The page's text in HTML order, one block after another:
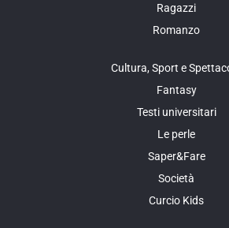
Ragazzi
Romanzo
Cultura, Sport e
Fantasy
Testi universitari
Le perle
Saper&Fare
Società
Curcio Kids